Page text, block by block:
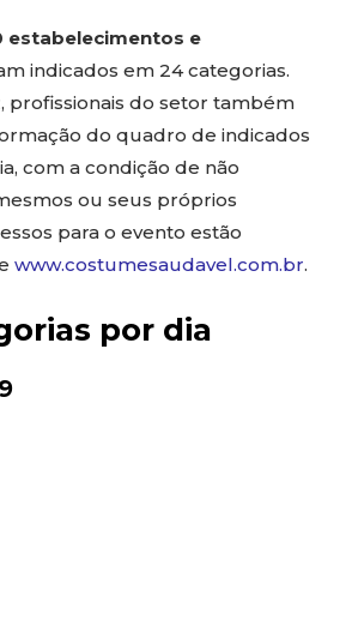
estabelecimentos e
indicados em 24 categorias.
profissionais do setor também
do quadro de indicados
com a condição de não
ou seus próprios
para o evento estão
www.costumesaudavel.com.br.
por dia